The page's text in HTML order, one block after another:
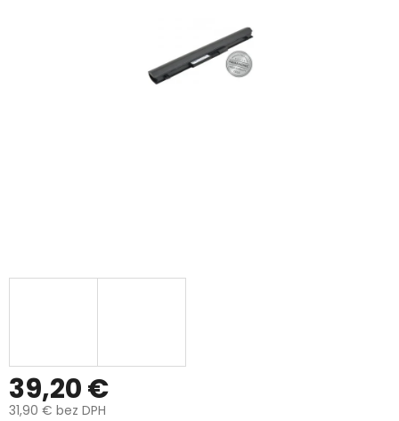
39,20 €
31,90 € bez DPH